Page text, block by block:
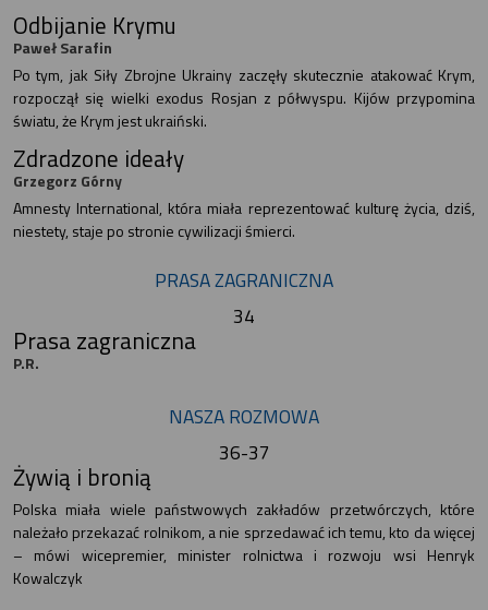
Odbijanie Krymu
Paweł Sarafin
Po tym, jak Siły Zbrojne Ukrainy zaczęły skutecznie atakować Krym,
rozpoczął się wielki exodus Rosjan z półwyspu. Kijów przypomina
światu, że Krym jest ukraiński.
Zdradzone ideały
Grzegorz Górny
Amnesty International, która miała reprezentować kulturę życia, dziś,
niestety, staje po stronie cywilizacji śmierci.
PRASA ZAGRANICZNA
34
Prasa zagraniczna
P.R.
NASZA ROZMOWA
36-37
Żywią i bronią
Polska miała wiele państwowych zakładów przetwórczych, które
należało przekazać rolnikom, a nie sprzedawać ich temu, kto da więcej
– mówi wicepremier, minister rolnictwa i rozwoju wsi Henryk
Kowalczyk